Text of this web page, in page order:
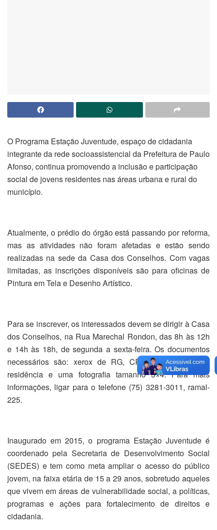
O Programa Estação Juventude, espaço de cidadania
integrante da rede socioassistencial da Prefeitura de Paulo
Afonso, continua promovendo a inclusão e participação
social de jovens residentes nas áreas urbana e rural do
município.
Atualmente, o prédio do órgão está passando por reforma,
mas as atividades não foram afetadas e estão sendo
realizadas na sede da Casa dos Conselhos. Com vagas
limitadas, as inscrições disponíveis são para oficinas de
Pintura em Telae Desenho Artístico.
Para se inscrever, os interessados devem se dirigir à Casa
dos Conselhos, na Rua Marechal Rondon, das 8h às 12h
e 14h às 18h, de segunda a sexta-feira. Os documentos
necessários são: xerox de RG, CPF, comprovante de
residência e uma fotografia tamanho 3×4. Para mais
informações, ligar para o telefone (75) 3281-3011, ramal-
225.
Inaugurado em 2015, o programa Estação Juventude é
coordenado pela Secretaria de Desenvolvimento Social
(SEDES) e tem como meta ampliar o acesso do público
jovem, na faixa etária de 15 a 29 anos, sobretudo aqueles
que vivem em áreas de vulnerabilidade social, a políticas,
programas e ações para fortalecimento de direitos e
cidadania.